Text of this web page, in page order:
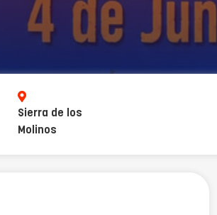
Sierra de los
Molinos